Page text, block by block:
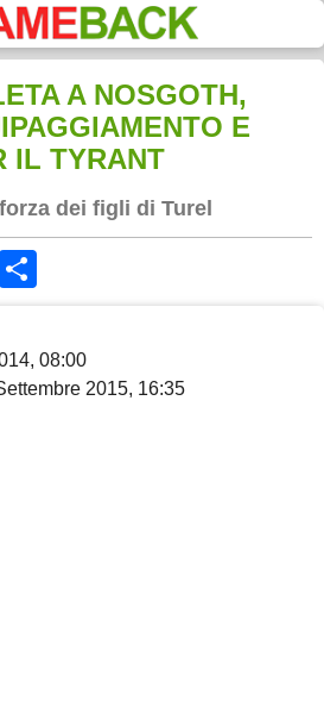
A NOSGOTH,
E
IL TYRANT
dei figli di Turel
WhatsApp
08:00
2015, 16:35